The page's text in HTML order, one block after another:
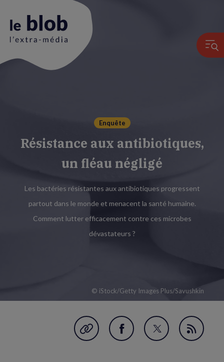
© iStock/Getty Images Plus/Savushkin
Enquête
Résistance aux antibiotiques,
un fléau négligé
Les bactéries résistantes aux antibiotiques progressent
partout dans le monde et menacent la santé humaine.
Comment lutter efficacement contre ces microbes
dévastateurs ?
Garder en favori
Partager
Partager
Flux